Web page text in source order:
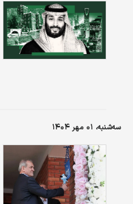
سه‌شنبه، ۰۱ مهر ۱۴۰۴